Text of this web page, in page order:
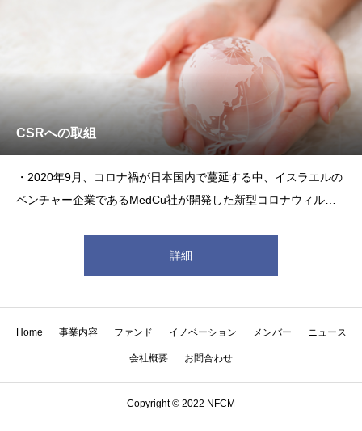
CSRへの取組
・2020年9月、コロナ禍が日本国内で蔓延する中、イスラエルの
ベンチャー企業であるMedCu社が開発した新型コロナウィルス
詳細
Home 事業内容 ファンド イノベーション メンバー ニュース
会社概要 お問合わせ
Copyright © 2022 NFCM